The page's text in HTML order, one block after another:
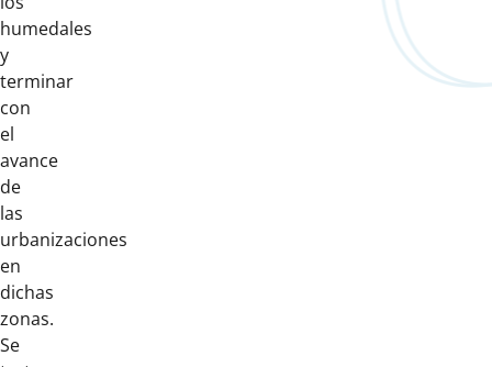
humedales
y
terminar
con
el
avance
de
las
urbanizaciones
en
dichas
zonas.
Se